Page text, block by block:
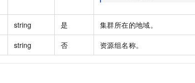
string 是 集群所在的地域。
string 否 资源组名称。